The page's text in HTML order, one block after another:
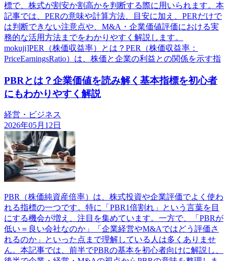
標で、株式が割安か割高かを判断する際に用いられます。本
記事では、PERの意味や計算方法、目安に加え、PERだけで
は判断できない注意点や、M&A・企業価値評価における実
務的な活用方法までをわかりやすく解説します。
mokuji]PER（株価収益率）とは？PER（株価収益率：
PriceEarningsRatio）は、株価と企業の利益との関係を示す指
PBRとは？企業価値を読み解く基本指標を初心者
にもわかりやすく解説
経営・ビジネス
2026年05月12日
PBR（株価純資産倍率）は、株式投資や企業評価でよく使わ
れる指標の一つです。特に「PBR1倍割れ」という言葉を目
にする機会が増え、注目を集めています。一方で、「PBRが
低い＝良い会社なのか」「企業経営やM&Aではどう評価さ
れるのか」といった点まで理解している人は多くありませ
ん。本記事では、前半でPBRの基本を初心者向けに解説し、